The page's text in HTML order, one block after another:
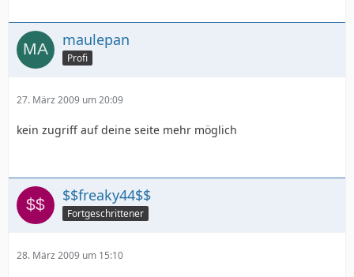
maulepan
Profi
27. März 2009 um 20:09
kein zugriff auf deine seite mehr möglich
$$freaky44$$
Fortgeschrittener
28. März 2009 um 15:10